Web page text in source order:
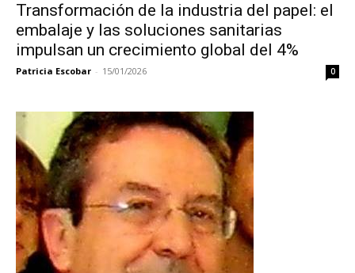
Transformación de la industria del papel: el
embalaje y las soluciones sanitarias
impulsan un crecimiento global del 4%
Patricia Escobar - 15/01/2026 0